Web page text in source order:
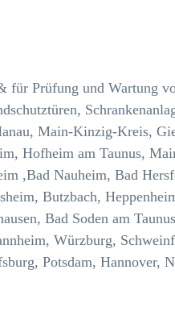
für Prüfung und Wartung
Main-Kinzig-Kreis,
Hofheim am Taunus,
,Bad Nauheim, Bad
Butzbach,
Bad Soden am
Würzburg,
Potsdam, Hannover,